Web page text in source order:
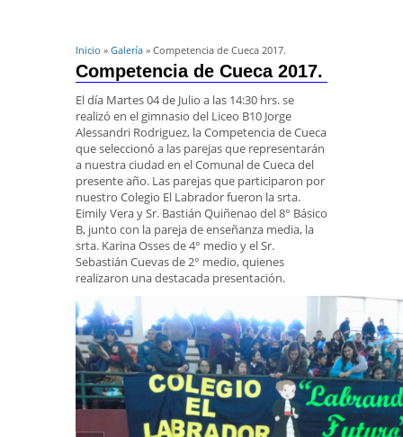
Inicio » Galería » Competencia de Cueca 2017.
Competencia de Cueca 2017.
El día Martes 04 de Julio a las 14:30 hrs. se
realizó en el gimnasio del Liceo B10 Jorge
Alessandri Rodriguez, la Competencia de Cueca
que seleccionó a las parejas que representarán
a nuestra ciudad en el Comunal de Cueca del
presente año. Las parejas que participaron por
nuestro Colegio El Labrador fueron la srta.
Eimily Vera y Sr. Bastián Quiñenao del 8° Básico
B, junto con la pareja de enseñanza media, la
srta. Karina Osses de 4° medio y el Sr.
Sebastián Cuevas de 2° medio, quienes
realizaron una destacada presentación.